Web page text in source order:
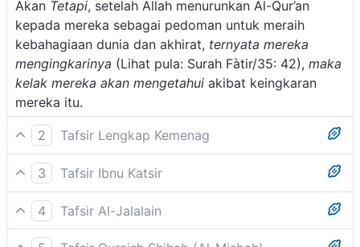
Akan Tetapi, setelah Allah menurunkan Al-Qur’an
kepada mereka sebagai pedoman untuk meraih
kebahagiaan dunia dan akhirat, ternyata mereka
mengingkarinya (Lihat pula: Surah Fàtir/35: 42), maka
kelak mereka akan mengetahui akibat keingkaran
mereka itu.
2
Tafsir Lengkap Kemenag
Allah menjelaskan bahwa rasul yang mereka tunggu-
tunggu itu sebenarnya sudah datang, yaitu Nabi
Muhammad dan pedoman yang mereka dambakan itu
sudah ada yaitu Al-Qur'an. Akan tetapi, mereka
3
Tafsir Ibnu Katsir
Tetapi mereka mengingkarinya (Al-Qur'an); maka
kelak mereka akan mengetahui (akibat keingkarannya
itu). (Ash-Shaffat: 170)
4
Tafsir Al-Jalalain
Allah berfirman, ("Tetapi mereka mengingkarinya)